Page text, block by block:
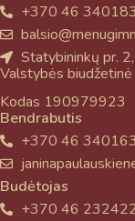
+370 46 340183
Statybininkų pr.
Valstybės
Kodas 190979923
Bendrabutis
+370 46 340163
Budėtojas
+370 46